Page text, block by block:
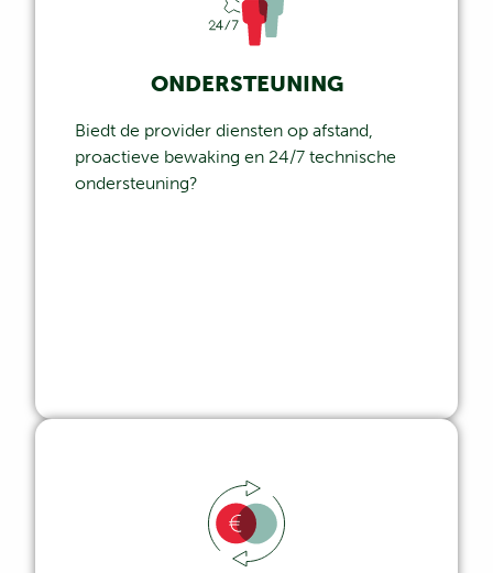
ONDERSTEUNING
Biedt de provider diensten op afstand,
proactieve bewaking en 24/7 technische
ondersteuning?